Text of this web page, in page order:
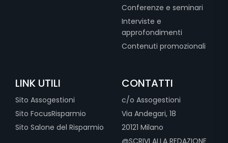
Conferenze e seminari
Interviste e
approfondimenti
Contenuti promozionali
LINK UTILI
Sito Assogestioni
Sito FocusRisparmio
Sito Salone del Risparmio
CONTATTI
c/o Assogestioni
Via Andegari, 18
20121 Milano